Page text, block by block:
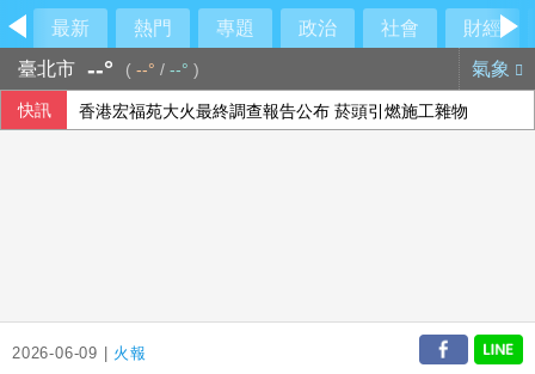
最新 熱門 專題 政治 社會
財經
臺北市 --° ( --° / --° ) 氣象
快訊 香港宏福苑大火最終調查報告公布 菸頭引燃施工雜物
2026-06-09 | 火報